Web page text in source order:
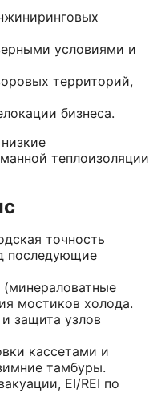
условиями и
территорий,
бизнеса.
теплоизоляции
точность
последующие
мостиков холода.
защита узлов
кассетами и
тамбуры.
EI/REI по